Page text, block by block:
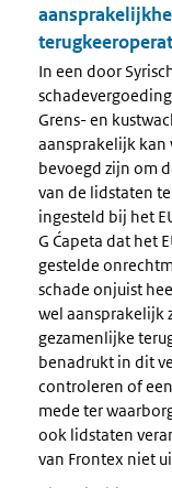
In een door
Grens- en
aansprakelijk
bevoegd zijn om
van de lidstaten
ingesteld bij het
G Ćapeta dat het
gestelde
schade onjuist
wel aansprakelijk
gezamenlijke
benadrukt in dit
controleren of
mede ter
ook lidstaten
van Frontex niet